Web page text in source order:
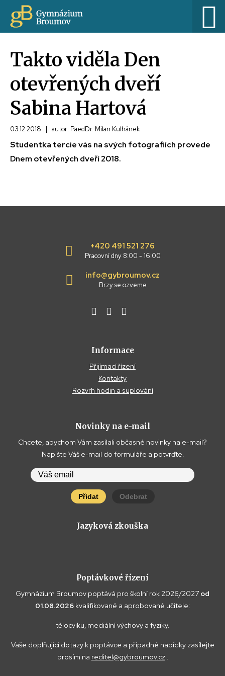
Takto viděla Den
otevřených dveří
Sabina Hartová
03.12.2018 | autor: PaedDr. Milan Kulhánek
Studentka tercie vás na svých fotografiích provede
Dnem otevřených dveří 2018.
+420 491 521 276
Pracovní dny 8:00 - 16:00
info@gybroumov.cz
Brzy se ozveme
Informace
Přijímací řízení
Kontakty
Rozvrh hodin a suplování
Novinky na e-mail
Chcete, abychom Vám zasílali občasné novinky na e-mail?
Napište Váš e-mail do formuláře a potvrďte.
Přidat Odebrat
Jazyková zkouška
Poptávkové řízení
Gymnázium Broumov poptává pro školní rok 2026/2027 od
01.08.2026 kvalifikované a aprobované učitele:
tělocviku, mediální výchovy a fyziky.
Vaše doplňující dotazy k poptávce a případné nabídky zasílejte
prosím na reditel@gybroumov.cz.